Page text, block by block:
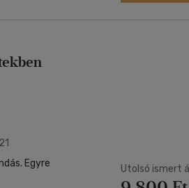
Egyre
Utolsó ismert